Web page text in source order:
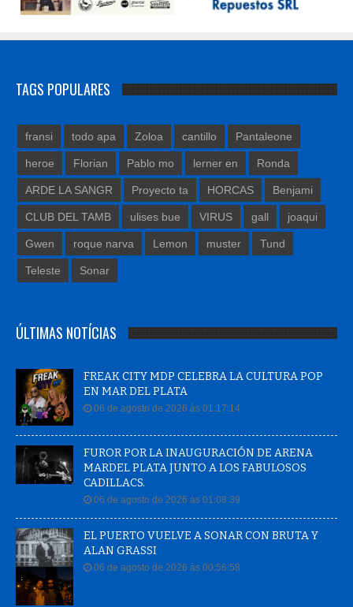
TAGS POPULARES
fransi todo apa Zoloa cantillo Pantaleone
heroe Florian Pablo mo lerner en Ronda
ARDE LA SANGR Proyecto ta HORCAS Benjami
CLUB DEL TAMB ulises bue VIRUS gall joaqui
Gwen roque narva Lemon muster Tund
Teleste Sonar
ÚLTIMAS NOTÍCIAS
FREAK CITY MDP CELEBRA LA CULTURA POP
EN MAR DEL PLATA
06 de agosto de 2026 às 01:17:14
FUROR POR LA INAUGURACIÓN DE ARENA
MARDEL PLATA JUNTO A LOS FABULOSOS
CADILLACS.
06 de agosto de 2026 às 01:08:39
EL PUERTO VUELVE A SONAR CON BRUTA Y
ALAN GRASSI
06 de agosto de 2026 às 00:56:58